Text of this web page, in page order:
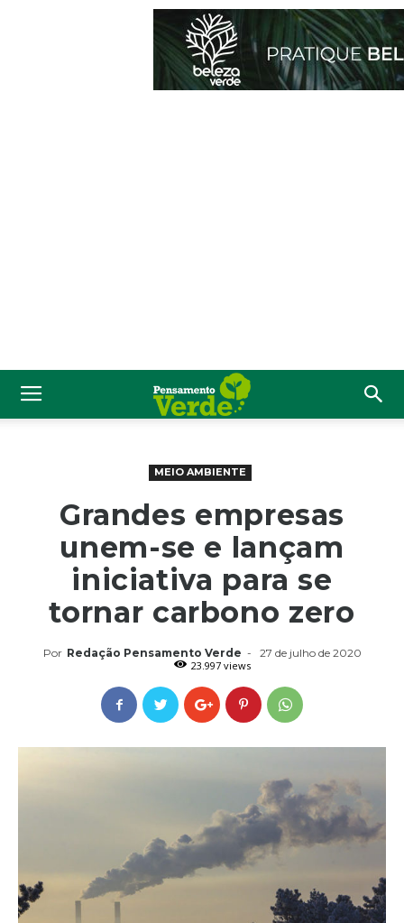
MEIO AMBIENTE
Grandes empresas
unem-se e lançam
iniciativa para se
tornar carbono zero
Por Redação Pensamento Verde -
27 de julho de 2020
23.997 views